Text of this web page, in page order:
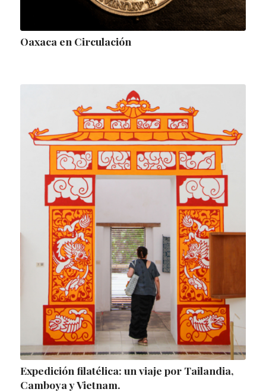
Oaxaca en Circulación
Expedición filatélica: un viaje por Tailandia,
Camboya y Vietnam.